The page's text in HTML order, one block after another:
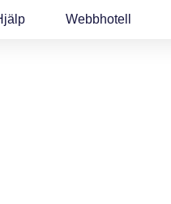
Webbhotell